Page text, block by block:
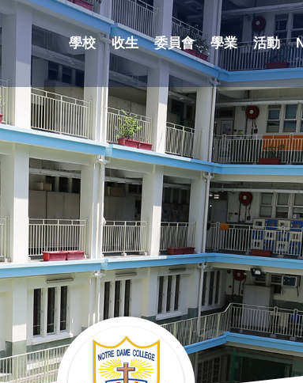
學校 收生 委員會 學業 活動